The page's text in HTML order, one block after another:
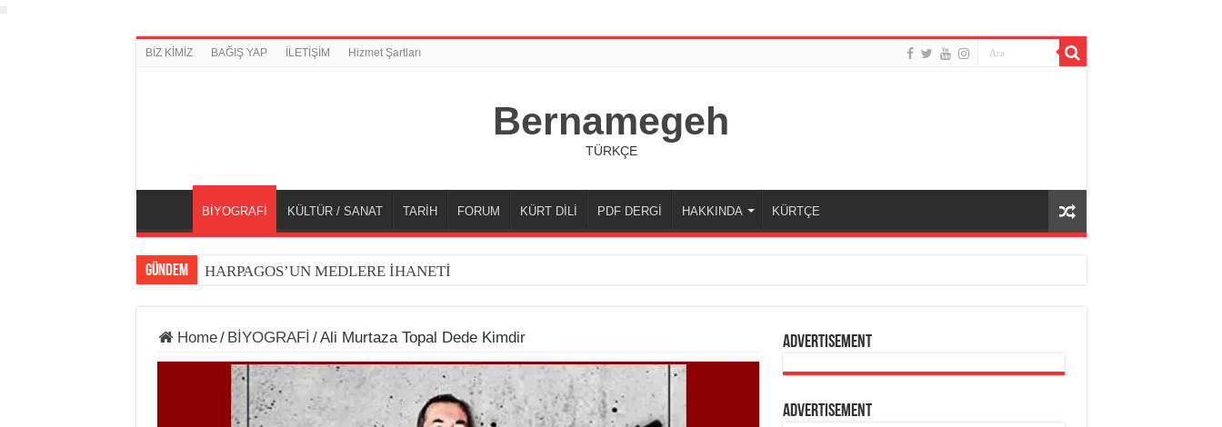
BİZ KİMİZ BAĞIŞ YAP İLETİŞİM Hizmet Şartları
Bernamegeh
TÜRKÇE
BİYOGRAFİ KÜLTÜR / SANAT TARİH FORUM KÜRT DİLİ PDF DERGİ HAKKINDA KÜRTÇE
GÜNDEM HARPAGOS’UN MEDLERE İHANETİ
Home/ BİYOGRAFİ /Ali Murtaza Topal Dede Kimdir Advertisement
Advertisement